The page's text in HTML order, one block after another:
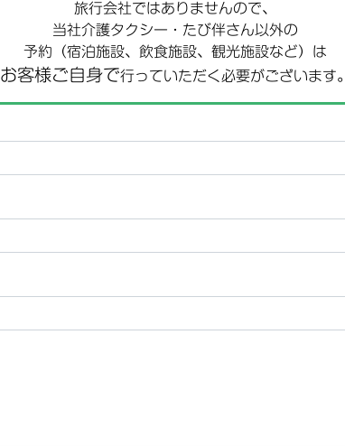
旅行会社ではありませんので、
当社介護タクシー・たび伴さん以外の
予約（宿泊施設、飲食施設、観光施設など）は
お客様ご自身で行っていただく必要がございます。